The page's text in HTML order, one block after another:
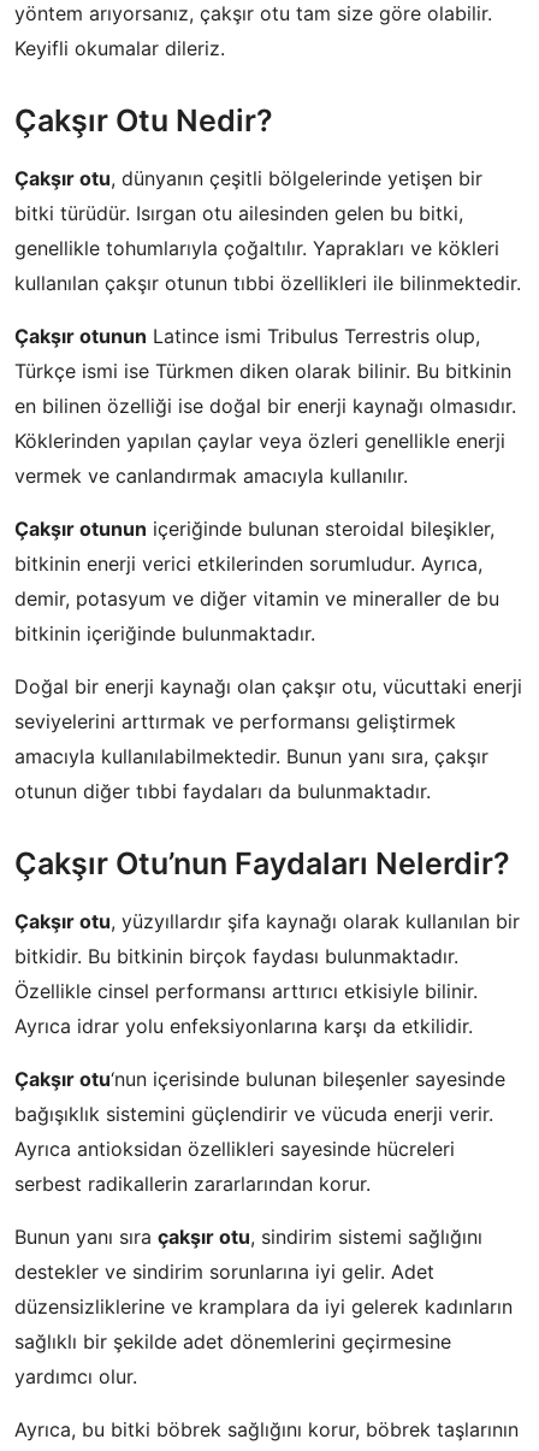
yöntem arıyorsanız, çakşır otu tam size göre olabilir.
Keyifli okumalar dileriz.
Çakşır Otu Nedir?
Çakşır otu, dünyanın çeşitli bölgelerinde yetişen bir
bitki türüdür. Isırgan otu ailesinden gelen bu bitki,
genellikle tohumlarıyla çoğaltılır. Yaprakları ve kökleri
kullanılan çakşır otunun tıbbi özellikleri ile bilinmektedir.
Çakşır otunun Latince ismi Tribulus Terrestris olup,
Türkçe ismi ise Türkmen diken olarak bilinir. Bu bitkinin
en bilinen özelliği ise doğal bir enerji kaynağı olmasıdır.
Köklerinden yapılan çaylar veya özleri genellikle enerji
vermek ve canlandırmak amacıyla kullanılır.
Çakşır otunun içeriğinde bulunan steroidal bileşikler,
bitkinin enerji verici etkilerinden sorumludur. Ayrıca,
demir, potasyum ve diğer vitamin ve mineraller de bu
bitkinin içeriğinde bulunmaktadır.
Doğal bir enerji kaynağı olan çakşır otu, vücuttaki enerji
seviyelerini arttırmak ve performansı geliştirmek
amacıyla kullanılabilmektedir. Bunun yanı sıra, çakşır
otunun diğer tıbbi faydaları da bulunmaktadır.
Çakşır Otu’nun Faydaları Nelerdir?
Çakşır otu, yüzyıllardır şifa kaynağı olarak kullanılan bir
bitkidir. Bu bitkinin birçok faydası bulunmaktadır.
Özellikle cinsel performansı arttırıcı etkisiyle bilinir.
Ayrıca idrar yolu enfeksiyonlarına karşı da etkilidir.
Çakşır otu‘nun içerisinde bulunan bileşenler sayesinde
bağışıklık sistemini güçlendirir ve vücuda enerji verir.
Ayrıca antioksidan özellikleri sayesinde hücreleri
serbest radikallerin zararlarından korur.
Bunun yanı sıra çakşır otu, sindirim sistemi sağlığını
destekler ve sindirim sorunlarına iyi gelir. Adet
düzensizliklerine ve kramplara da iyi gelerek kadınların
sağlıklı bir şekilde adet dönemlerini geçirmesine
yardımcı olur.
Ayrıca, bu bitki böbrek sağlığını korur, böbrek taşlarının